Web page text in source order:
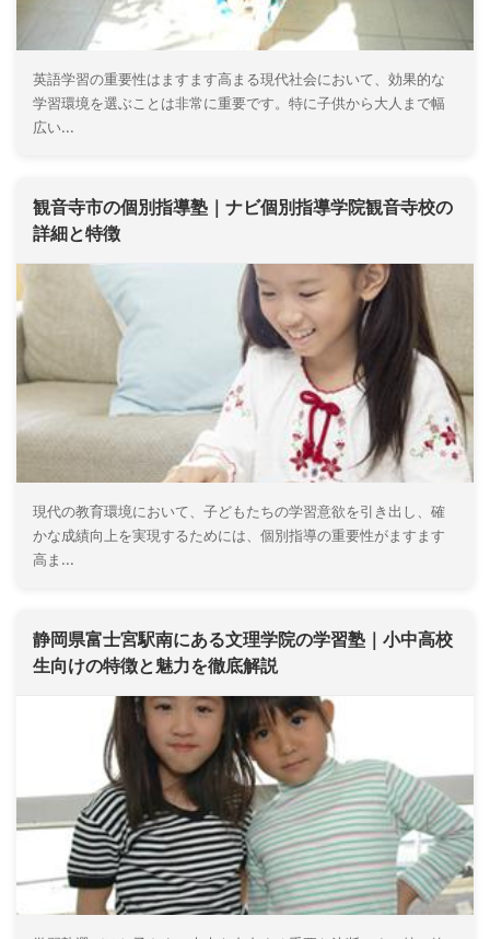
英語学習の重要性はますます高まる現代社会において、効果的な
学習環境を選ぶことは非常に重要です。特に子供から大人まで幅
広い...
観音寺市の個別指導塾｜ナビ個別指導学院観音寺校の
詳細と特徴
現代の教育環境において、子どもたちの学習意欲を引き出し、確
かな成績向上を実現するためには、個別指導の重要性がますます
高ま...
静岡県富士宮駅南にある文理学院の学習塾｜小中高校
生向けの特徴と魅力を徹底解説